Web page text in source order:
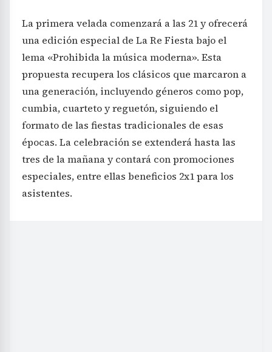
La primera velada comenzará a las 21 y ofrecerá
una edición especial de La Re Fiesta bajo el
lema «Prohibida la música moderna». Esta
propuesta recupera los clásicos que marcaron a
una generación, incluyendo géneros como pop,
cumbia, cuarteto y reguetón, siguiendo el
formato de las fiestas tradicionales de esas
épocas. La celebración se extenderá hasta las
tres de la mañana y contará con promociones
especiales, entre ellas beneficios 2x1 para los
asistentes.